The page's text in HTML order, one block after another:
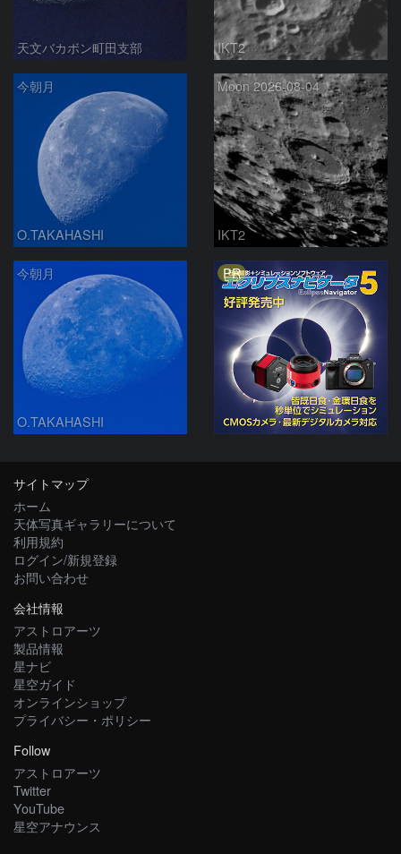
天文バカボン町田支部 IKT2
今朝月
O.TAKAHASHI
Moon 2026-08-04
IKT2
今朝月
O.TAKAHASHI
PR
サイトマップ
ホーム
天体写真ギャラリーについて
利用規約
ログイン/新規登録
お問い合わせ
会社情報
アストロアーツ
製品情報
星ナビ
星空ガイド
オンラインショップ
プライバシー・ポリシー
Follow
アストロアーツ
Twitter
YouTube
星空アナウンス